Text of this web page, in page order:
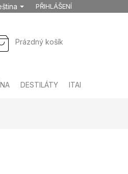
PŘIHLÁŠENÍ
NÁKUPNÍ
Prázdný košík
DESTILÁTY ITALSKÉ NÁPOJE